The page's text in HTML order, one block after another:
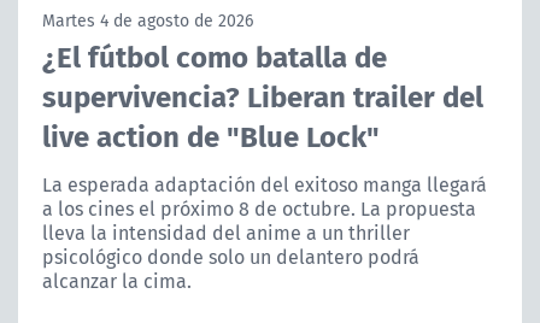
ACTUALIDAD Y TENDENCIAS
CORPORATIVO Y TRANSPARENCIA
CANAL DE DENUNCIAS
ÁREA DE PROYECTOS
Martes 4 de agosto de 2026
¿El fútbol como batalla de
supervivencia? Liberan trailer del
live action de "Blue Lock"
La esperada adaptación del exitoso manga llegará
a los cines el próximo 8 de octubre. La propuesta
lleva la intensidad del anime a un thriller
psicológico donde solo un delantero podrá
alcanzar la cima.